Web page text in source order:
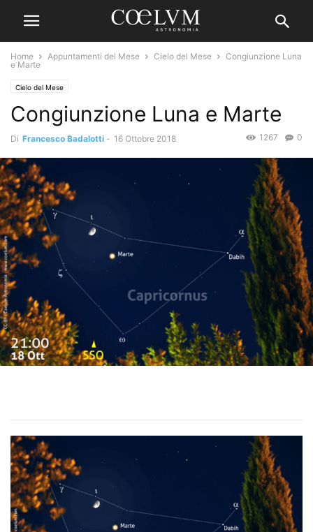
Home Appuntamenti del Mese Cielo del Mese
Congiunzione Luna
e Marte
Cielo del Mese
Congiunzione Luna e Marte
Di Francesco Badalotti - 16 Ottobre 2018 0
1267